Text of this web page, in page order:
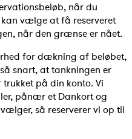
når du
kan vælge at få reserveret
når den grænse er nået.
for dækning af beløbet,
snart, at tankningen er
på din konto. Vi
pånær et Dankort og
så reserverer vi op til